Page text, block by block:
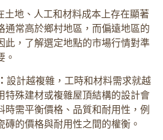
土地、人工和材料成本上存在顯著
通常高於鄉村地區，而偏遠地區的
此，了解選定地點的市場行情對準
。
設計越複雜，工時和材料需求就越
特殊建材或複雜屋頂結構的設計會
時需平衡價格、品質和耐用性，例
的價格與耐用性之間的權衡。